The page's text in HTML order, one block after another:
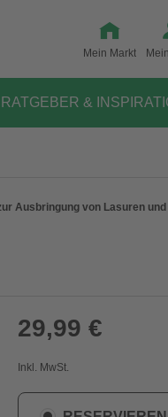
Mein Markt
RATGEBER &
Ausbringung von Lasuren und
29,99 €
Inkl. MwSt.